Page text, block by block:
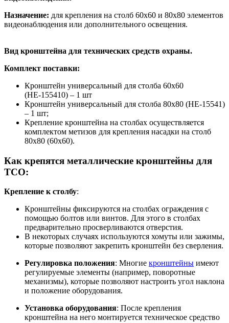
Назначение: для крепления на столб 60х60 и 80х80 элементов
видеонаблюдения или дополнительного освещения.
Вид кронштейна для технических средств охраны.
Комплект поставки:
Кронштейн универсальный для столба 60х60
(НЕ-155410) – 1 шт
Кронштейн универсальный для столба 80х80 (НЕ-15541)
– 1 шт;
Крепление кронштейна на столбах осуществляется
комплектом метизов для крепления насадки на столб
80х80 (60х60).
Как крепятся металлические кронштейны для
ТСО:
Крепление к столбу:
Кронштейны фиксируются на столбах ограждения с
помощью болтов или винтов. Для этого в столбах
предварительно просверливаются отверстия.
В некоторых случаях используются хомуты или зажимы,
которые позволяют закрепить кронштейн без сверления.
Регулировка положения: Многие кронштейны имеют
регулируемые элементы (например, поворотные
механизмы), которые позволяют настроить угол наклона
и положение оборудования.
Установка оборудования: После крепления
кронштейна на него монтируется техническое средство